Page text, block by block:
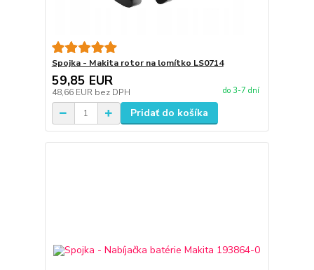
Spojka - Makita rotor na lomítko LS0714
59,85 EUR
48,66 EUR bez DPH do 3-7 dní
Pridať do košíka